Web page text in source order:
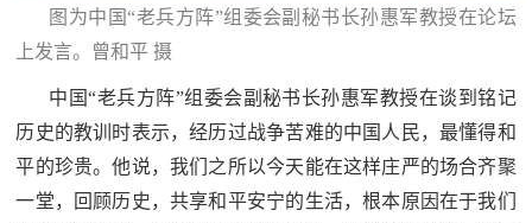
图为中国“老兵方阵”组委会副秘书长孙惠军教授在论坛
上发言。曾和平 摄
中国“老兵方阵”组委会副秘书长孙惠军教授在谈到铭记
历史的教训时表示，经历过战争苦难的中国人民，最懂得和
平的珍贵。他说，我们之所以今天能在这样庄严的场合齐聚
一堂，回顾历史，共享和平安宁的生活，根本原因在于我们